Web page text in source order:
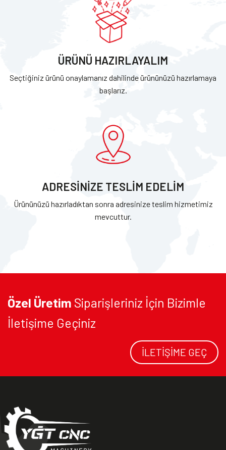
ÜRÜNÜ HAZIRLAYALIM
Seçtiğiniz ürünü onaylamanız dahilinde ürününüzü hazırlamaya
başlarız.
ADRESİNİZE TESLİM EDELİM
Ürününüzü hazırladıktan sonra adresinize teslim hizmetimiz
mevcuttur.
Özel Üretim Siparişleriniz İçin Bizimle
İletişime Geçiniz
İLETIŞIME GEÇ